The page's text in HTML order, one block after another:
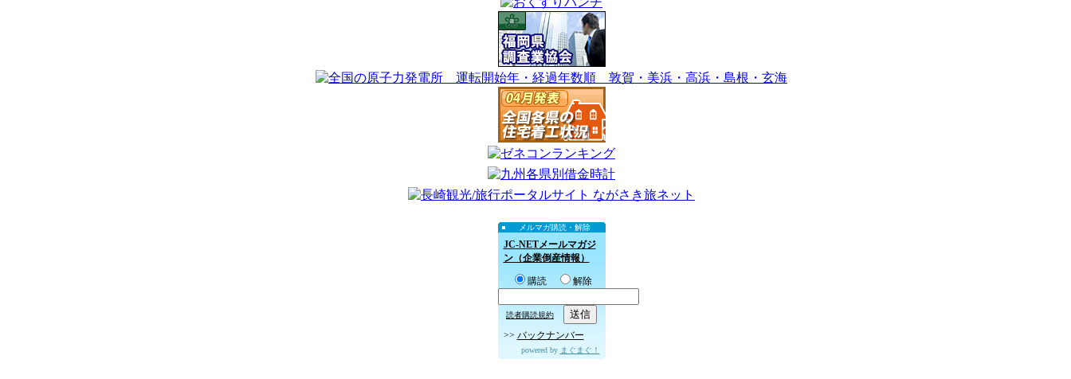
メルマガ購読・解除
JC-NETメールマガジ
ン（企業倒産情報）
購読 解除
読者購読規約
>> バックナンバー
powered by まぐまぐ！